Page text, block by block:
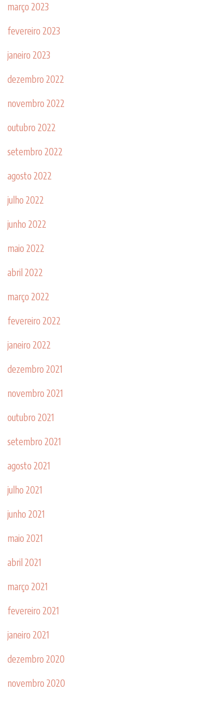
março 2023
fevereiro 2023
janeiro 2023
dezembro 2022
novembro 2022
outubro 2022
setembro 2022
agosto 2022
julho 2022
junho 2022
maio 2022
abril 2022
março 2022
fevereiro 2022
janeiro 2022
dezembro 2021
novembro 2021
outubro 2021
setembro 2021
agosto 2021
julho 2021
junho 2021
maio 2021
abril 2021
março 2021
fevereiro 2021
janeiro 2021
dezembro 2020
novembro 2020